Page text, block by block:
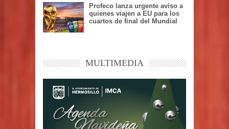
Profeco lanza urgente aviso a
quienes viajen a EU para los
cuartos de final del Mundial
MULTIMEDIA